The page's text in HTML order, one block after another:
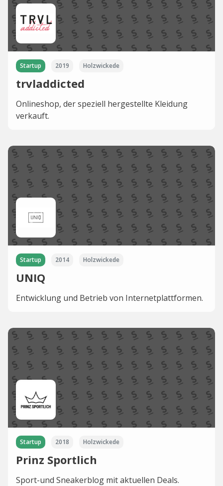
Startup 2019 Holzwickede
trvladdicted
Onlineshop, der speziell hergestellte Kleidung
verkauft.
Startup 2014 Holzwickede
UNIQ
Entwicklung und Betrieb von Internetplattformen.
Startup 2018 Holzwickede
Prinz Sportlich
Sport-und Sneakerblog mit aktuellen Deals.